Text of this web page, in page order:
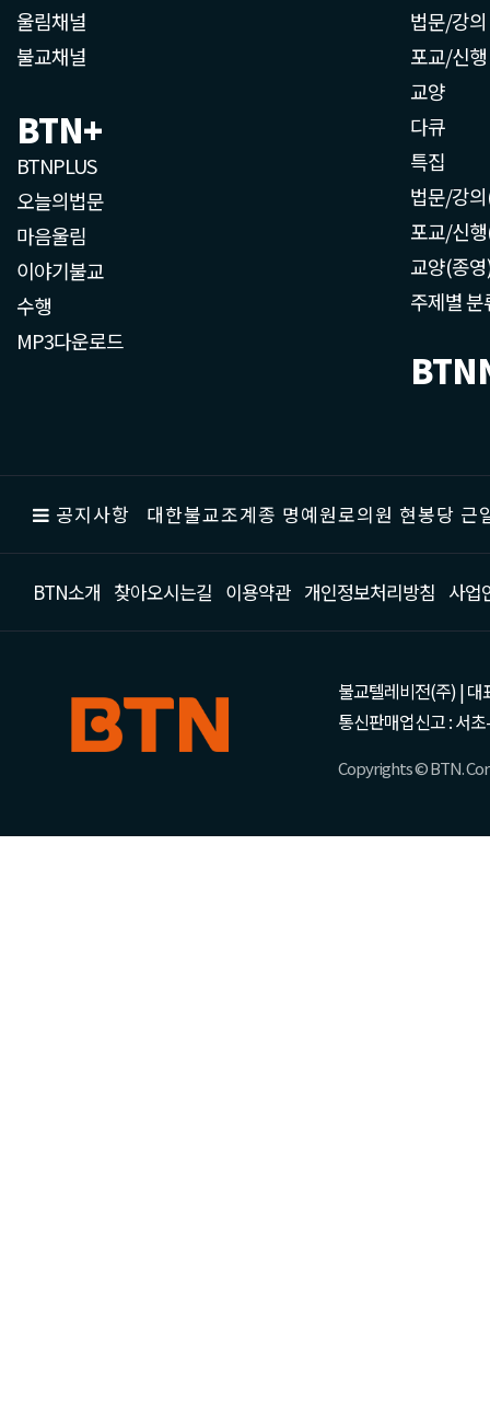
울림채널
불교채널
BTN+
BTNPLUS
오늘의법문
마음울림
이야기불교
수행
MP3다운로드
법문/강의
포교/신행
교양
다큐
특집
법문/강
포교/신
교양(종
주제별 분
공지사항 대한불교조계종 명예원로의원 현봉당
BTN소개 찾아오시는길 이용약관 개인정보처리방침 사업
불교텔레비전(주) | 대
통신판매업신고 : 서
Copyrights © BTN.